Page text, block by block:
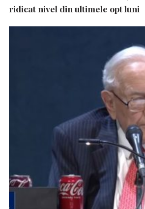
ridicat nivel din ultimele opt luni